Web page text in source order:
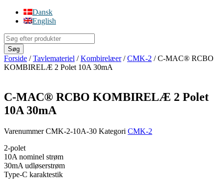
Dansk
English
Products
search
Søg
Forside /Tavlemateriel /Kombirelæer/CMK-2 / C-MAC® RCBO
KOMBIRELÆ 2 Polet 10A 30mA
C-MAC® RCBO KOMBIRELÆ 2 Polet
10A 30mA
VarenummerCMK-2-10A-30 Kategori CMK-2
2-polet
10A nominel strøm
30mA udløserstrøm
Type-C karaktestik